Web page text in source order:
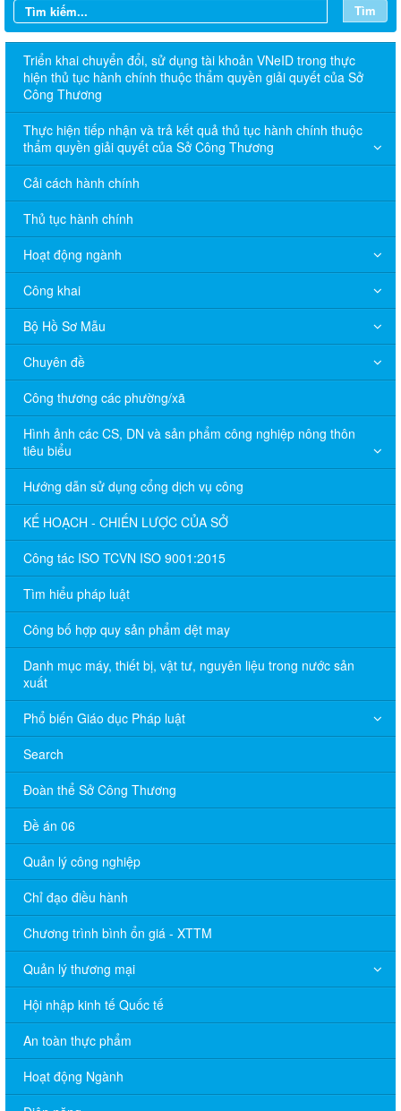
Tìm
Triển khai chuyển đổi, sử dụng tài khoản VNeID trong thực
hiện thủ tục hành chính thuộc thẩm quyền giải quyết của Sở
Công Thương
Thực hiện tiếp nhận và trả kết quả thủ tục hành chính thuộc
thẩm quyền giải quyết của Sở Công Thương
Cải cách hành chính
Thủ tục hành chính
Hoạt động ngành
Công khai
Bộ Hồ Sơ Mẫu
Chuyên đề
Công thương các phường/xã
Hình ảnh các CS, DN và sản phẩm công nghiệp nông thôn
tiêu biểu
Hướng dẫn sử dụng cổng dịch vụ công
KẾ HOẠCH - CHIẾN LƯỢC CỦA SỞ
Công tác ISO TCVN ISO 9001:2015
Tìm hiểu pháp luật
Công bố hợp quy sản phẩm dệt may
Danh mục máy, thiết bị, vật tư, nguyên liệu trong nước sản
xuất
Phổ biến Giáo dục Pháp luật
Search
Đoàn thể Sở Công Thương
Đề án 06
Quản lý công nghiệp
Chỉ đạo điều hành
Chương trình bình ổn giá - XTTM
Quản lý thương mại
Hội nhập kinh tế Quốc tế
An toàn thực phẩm
Hoạt động Ngành